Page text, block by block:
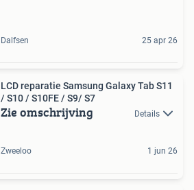
Dalfsen 25 apr 26
LCD reparatie Samsung Galaxy Tab S11
/ S10 / S10FE / S9/ S7
Zie omschrijving Details
Zweeloo 1 jun 26